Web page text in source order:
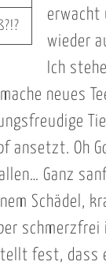
erwacht
wieder
Ich
neues
ansetzt. Oh
Ganz
Schädel,
schmerzfrei
fest, dass